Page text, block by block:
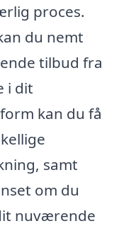
proces.
du nemt
tilbud fra
i dit
kan du få
samt
om du
nuværende